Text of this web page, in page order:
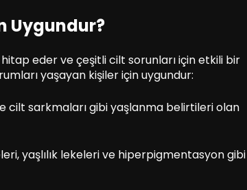
Uygundur?
eder ve çeşitli cilt sorunları için etkili bir
yaşayan kişiler için uygundur:
cilt sarkmaları gibi yaşlanma belirtileri olan
yaşlılık lekeleri ve hiperpigmentasyon gibi